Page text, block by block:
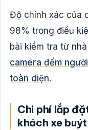
Độ chính xác của
98% trong điều
bài kiểm tra từ
camera đếm
toàn diện.
Chi phí lắp
khách xe